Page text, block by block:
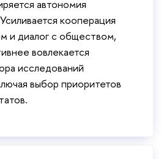
автономия
кооперация
и диалог с обществом,
вовлекается
исследований
выбор приоритетов